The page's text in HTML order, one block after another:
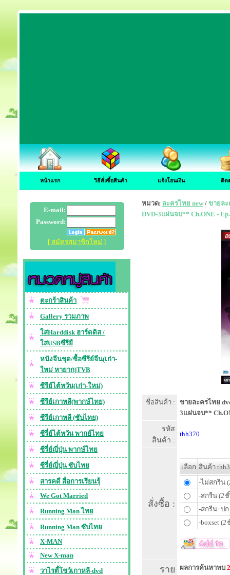
หน้าแรก วิธีสั่งซื้อสินค้า แจ้งโอนเงิน ติด
E-mail:
Password:
[ สมัครสมาชิกใหม่ ]
ตะกร้าสินค้า
Gallery รวมภาพ
ใส่Harddisk ฮาร์ดดิส /
ใส่USBซีรียื
หนังจีนชุด/ซื้อซีรีย์จีน(เก่า-
ใหม่ หายาก)TVB
ซีรีย์ไต้หวัน(เก่า-ใหม่)
ซีรีย์เกาหลี(พากษ์ไทย)
ซีรีย์เกาหลี (ซับไทย)
ซีรี่ย์ไต้หวัน พากย์ไทย
ซีรี่ย์ญี่ปุ่น พากษ์ไทย
ซีรี่ย์ญี่ปุ่น ซับไทย
สารคดี สื่อการเรียนรุ้
We Got Married
Running Man ไทย
Running Man ซับไทย
X-MAN
New X-man
วาไรตี้โชว์เกาหลี-dvd
หมวด: ละครไทย new / ขายละ
DVD-3แผ่นจบ** Ch.ONE -
ชื่อสินค้า :
ขายละครไทย
3แผ่นจบ**
รหัส
สินค้า :
thh370
สั่งซื้อ :
เลือก สินค้า
-ไม่สกรีน (
-สกรีน (2
-สกรีน+ปก
-boxset (2
ราย
ผลการค้นหาพบ 2